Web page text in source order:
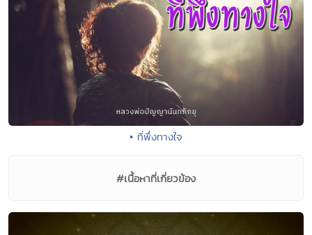
• ที่พึ่งทางใจ
#เนื้อหาที่เกี่ยวข้อง